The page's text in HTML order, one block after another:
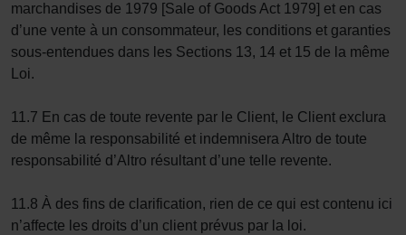
marchandises de 1979 [Sale of Goods Act 1979] et en cas
d’une vente à un consommateur, les conditions et garanties
sous-entendues dans les Sections 13, 14 et 15 de la même
Loi.
11.7 En cas de toute revente par le Client, le Client exclura
de même la responsabilité et indemnisera Altro de toute
responsabilité d’Altro résultant d’une telle revente.
11.8 À des fins de clarification, rien de ce qui est contenu ici
n’affecte les droits d’un client prévus par la loi.